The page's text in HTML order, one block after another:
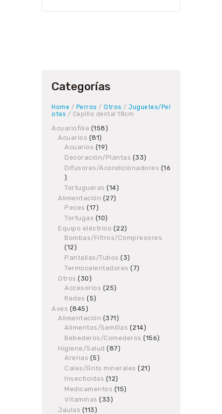
Categorías
Home / Perros / Otros / Juguetes/Pel
otas / Cepillo dental 18cm
Acuariofilia 158158
Acuarios 8181
products
Acuarios 1919
products
Decoración/Plantas 3333
products
Difusores/Acondicionadores
16
16
products
Tortugueras 1414
Alimentación 2727
Peces 1717
products
Tortugas 1010
products
Equipo eléctrico 2222
products
Bombas/Filtros/Compresores
1212
products
Pantallas/Tubos 33
products
Termocalentadores 77
Otros 3030
products
Accesorios 2525
Redes 55
Aves 845845
products
Alimentación 371371
products
Alimentos/Semillas 214214
products
Bebederos/Comederos 156156
Higiene/Salud 8787
Arenas 55
products
Cales/Grits minerales 2121
Insecticidas 1212
products
Medicamentos 1515
Vitaminas 3333
Jaulas 113113